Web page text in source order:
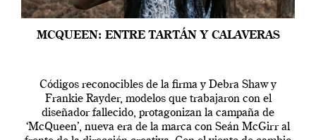
MCQUEEN: ENTRE TARTÁN Y CALAVERAS
Códigos reconocibles de la firma y Debra Shaw y
Frankie Rayder, modelos que trabajaron con el
diseñador fallecido, protagonizan la campaña de
‘McQueen’, nueva era de la marca con Seán McGirr al